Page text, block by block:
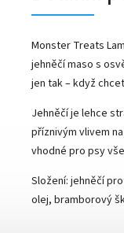
Monster Treats
jehněčí maso s
jen tak – když
Jehněčí je lehce
příznivým vlivem
vhodné pro psy
Složení: jehněčí
olej, bramborový